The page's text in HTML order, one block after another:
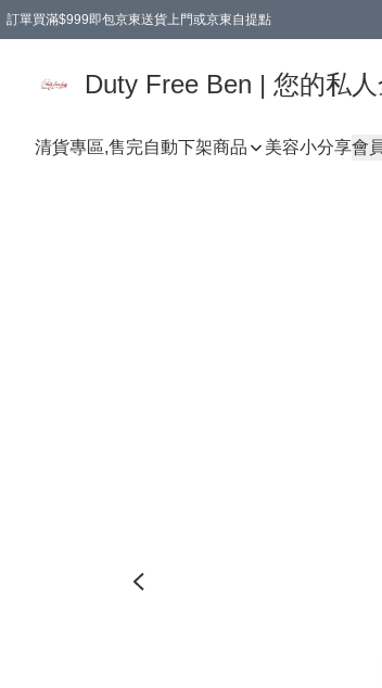
訂單買滿$999即包京東送貨上門或京東自提點
Duty Free Ben | 您的私
清貨專區,售完自動下架商品 美容小分享會